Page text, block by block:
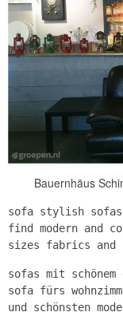
Bauernhäus
sofa stylish
find modern and
sizes fabrics and
sofas mit schönem
sofa fürs
und schönsten